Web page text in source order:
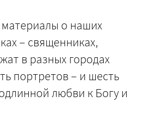
о наших
– священниках,
в разных городах
портретов – и шесть
любви к Богу и